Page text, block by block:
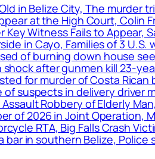
in Belize City, The murder
at the High Court, Colin
Witness Fails to Appear,
in Cayo, Families of 3 U.S.
of burning down house
after gunmen kill 23-
for murder of Costa
suspects in delivery driver
Robbery of Elderly
of 2026 in Joint Operation,
RTA, Big Falls Crash
in southern Belize,